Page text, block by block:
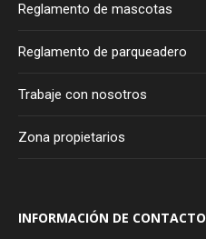
Reglamento de mascotas
Reglamento de parqueadero
Trabaje con nosotros
Zona propietarios
INFORMACIÓN DE CONTACTO